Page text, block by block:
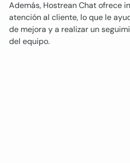
Además, Hostrean Chat ofrece
atención al cliente, lo que le
de mejora y a realizar un
del equipo.